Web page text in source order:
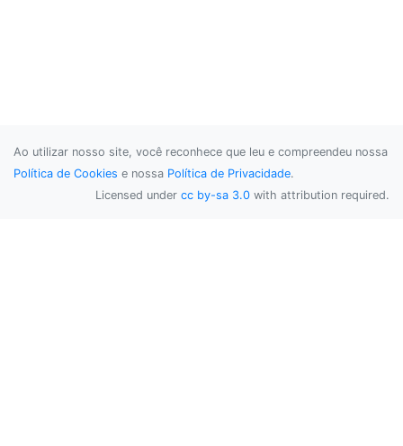
Ao utilizar nosso site, você reconhece que leu e compreendeu nossa
Política de Cookies e nossa Política de Privacidade.
Licensed under cc by-sa 3.0 with attribution required.